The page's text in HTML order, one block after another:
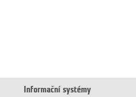
Informační systémy